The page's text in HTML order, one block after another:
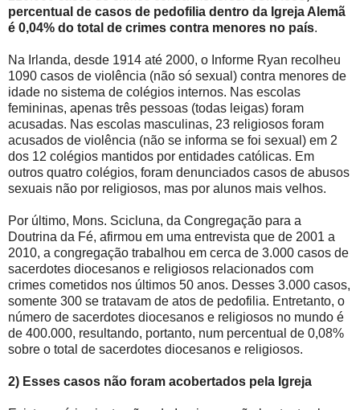
percentual de casos de pedofilia dentro da Igreja Alemã
é 0,04% do total de crimes contra menores no país.
Na Irlanda, desde 1914 até 2000, o Informe Ryan recolheu
1090 casos de violência (não só sexual) contra menores de
idade no sistema de colégios internos. Nas escolas
femininas, apenas três pessoas (todas leigas) foram
acusadas. Nas escolas masculinas, 23 religiosos foram
acusados de violência (não se informa se foi sexual) em 2
dos 12 colégios mantidos por entidades católicas. Em
outros quatro colégios, foram denunciados casos de abusos
sexuais não por religiosos, mas por alunos mais velhos.
Por último, Mons. Scicluna, da Congregação para a
Doutrina da Fé, afirmou em uma entrevista que de 2001 a
2010, a congregação trabalhou em cerca de 3.000 casos de
sacerdotes diocesanos e religiosos relacionados com
crimes cometidos nos últimos 50 anos. Desses 3.000 casos,
somente 300 se tratavam de atos de pedofilia. Entretanto, o
número de sacerdotes diocesanos e religiosos no mundo é
de 400.000, resultando, portanto, num percentual de 0,08%
sobre o total de sacerdotes diocesanos e religiosos.
2) Esses casos não foram acobertados pela Igreja